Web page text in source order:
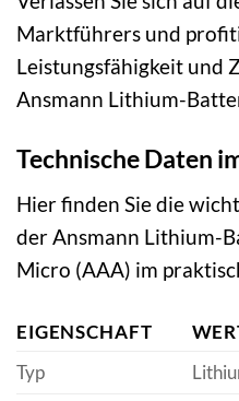
Marktführers und
Leistungsfähigkeit und
Ansmann Lithium-
Technische Daten
Hier finden Sie die
der Ansmann Lithium-
Micro (AAA) im
EIGENSCHAFT
Typ